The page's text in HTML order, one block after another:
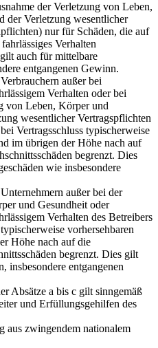
der Verletzung von Leben,
der Verletzung wesentlicher
nur für Schäden, die auf
Verhalten
auch für mittelbare
entgangenen Gewinn.
außer bei
Verhalten oder bei
von Leben, Körper und
wesentlicher Vertragspflichten
Vertragsschluss typischerweise
im übrigen der Höhe nach auf
begrenzt. Dies
wie insbesondere
außer bei der
und Gesundheit oder
Verhalten des Betreibers
vorhersehbaren
Höhe nach auf die
begrenzt. Dies gilt
insbesondere entgangenen
Absätze a bis c gilt sinngemäß
und Erfüllungsgehilfen des
aus zwingendem nationalem